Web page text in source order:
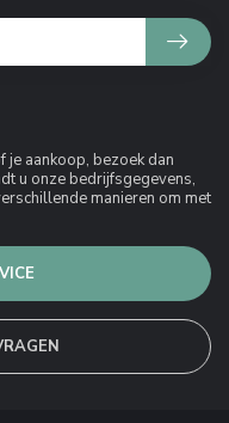
aankoop, bezoek dan
u onze bedrijfsgegevens,
manieren om met